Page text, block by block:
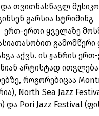
თვითნასწავლ
გარსია სტრიმინგ
ერთი ყველაზე
გამომწერი
აქვს. ის ჟანრის
არტისტად
როგორებიცაა
North Sea Jazz
და Pori Jazz Festival